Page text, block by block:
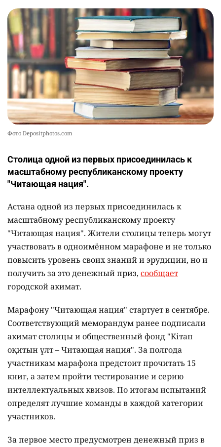
Фото Depositphotos.com
Столица одной из первых присоединилась к
масштабному республиканскому проекту
"Читающая нация".
Астана одной из первых присоединилась к
масштабному республиканскому проекту
"Читающая нация". Жители столицы теперь могут
участвовать в одноимённом марафоне и не только
повысить уровень своих знаний и эрудиции, но и
получить за это денежный приз, сообщает
городской акимат.
Марафону "Читающая нация" стартует в сентябре.
Соответствующий меморандум ранее подписали
акимат столицы и общественный фонд "Кітап
оқитын ұлт – Читающая нация". За полгода
участникам марафона предстоит прочитать 15
книг, а затем пройти тестирование и серию
интеллектуальных квизов. По итогам испытаний
определят лучшие команды в каждой категории
участников.
За первое место предусмотрен денежный приз в